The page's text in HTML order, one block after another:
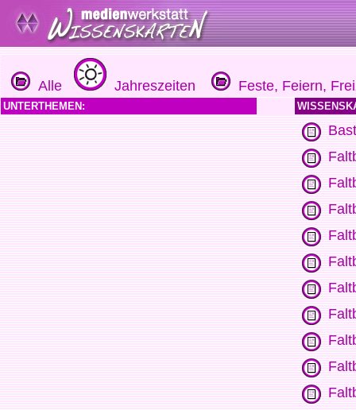
Alle Jahreszeiten Feste, Feiern,
UNTERTHEMEN: